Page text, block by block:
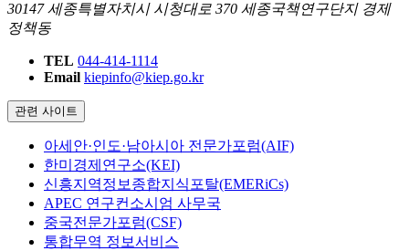
30147 세종특별자치시 시청대로 370 세종국책연구단지 경제
정책동
TEL 044-414-1114
Email kiepinfo@kiep.go.kr
관련 사이트
아세안·인도·남아시아 전문가포럼(AIF)
한미경제연구소(KEI)
신흥지역정보종합지식포탈(EMERiCs)
APEC 연구컨소시엄 사무국
중국전문가포럼(CSF)
통합무역 정보서비스